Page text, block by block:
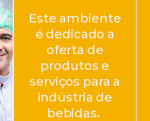
Este ambiente
é dedicado a
oferta de
produtos e
serviços para a
indústria de
bebidas.